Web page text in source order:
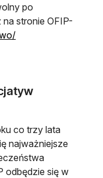
po
stronie OFIP-
otwiera się w nowej
co trzy lata
najważniejsze
odbędzie się w